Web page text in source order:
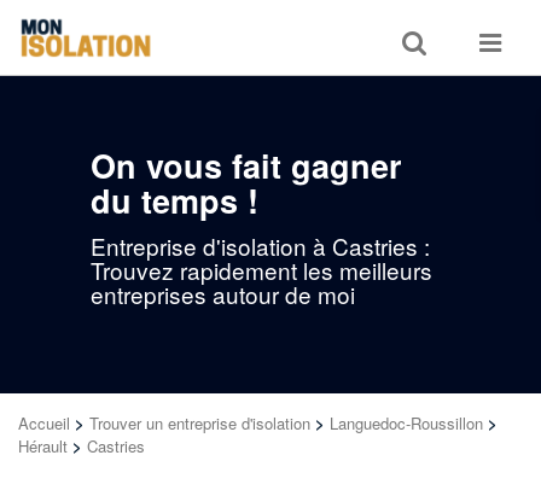
Toggle
search
Toggle
On vous fait gagner
du temps !
Entreprise d'isolation à Castries :
Trouvez rapidement les meilleurs
entreprises autour de moi
Accueil > Trouver un entreprise d'isolation > Languedoc-Roussillon >
Hérault > Castries